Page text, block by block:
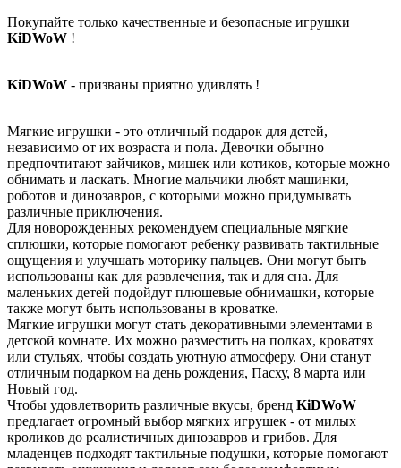
Покупайте только качественные и безопасные игрушки
KiDWoW !
KiDWoW - призваны приятно удивлять !
Мягкие игрушки - это отличный подарок для детей,
независимо от их возраста и пола. Девочки обычно
предпочтитают зайчиков, мишек или котиков, которые можно
обнимать и ласкать. Многие мальчики любят машинки,
роботов и динозавров, с которыми можно придумывать
различные приключения.
Для новорожденных рекомендуем специальные мягкие
сплюшки, которые помогают ребенку развивать тактильные
ощущения и улучшать моторику пальцев. Они могут быть
использованы как для развлечения, так и для сна. Для
маленьких детей подойдут плюшевые обнимашки, которые
также могут быть использованы в кроватке.
Мягкие игрушки могут стать декоративными элементами в
детской комнате. Их можно разместить на полках, кроватях
или стульях, чтобы создать уютную атмосферу. Они станут
отличным подарком на день рождения, Пасху, 8 марта или
Новый год.
Чтобы удовлетворить различные вкусы, бренд KiDWoW
предлагает огромный выбор мягких игрушек - от милых
кроликов до реалистичных динозавров и грибов. Для
младенцев подходят тактильные подушки, которые помогают